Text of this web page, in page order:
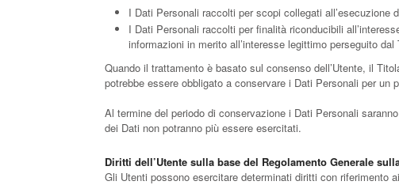
I Dati Personali raccolti per scopi collegati all’esecuzione
I Dati Personali raccolti per finalità riconducibili
informazioni in merito all’interesse legittimo perseguito
Quando il trattamento è basato sul consenso dell’Utente, il
potrebbe essere obbligato a conservare i Dati Personali per un
Al termine del periodo di conservazione i Dati Personali
dei Dati non potranno più essere esercitati.
Diritti dell’Utente sulla base del Regolamento Generale
Gli Utenti possono esercitare determinati diritti con riferimento